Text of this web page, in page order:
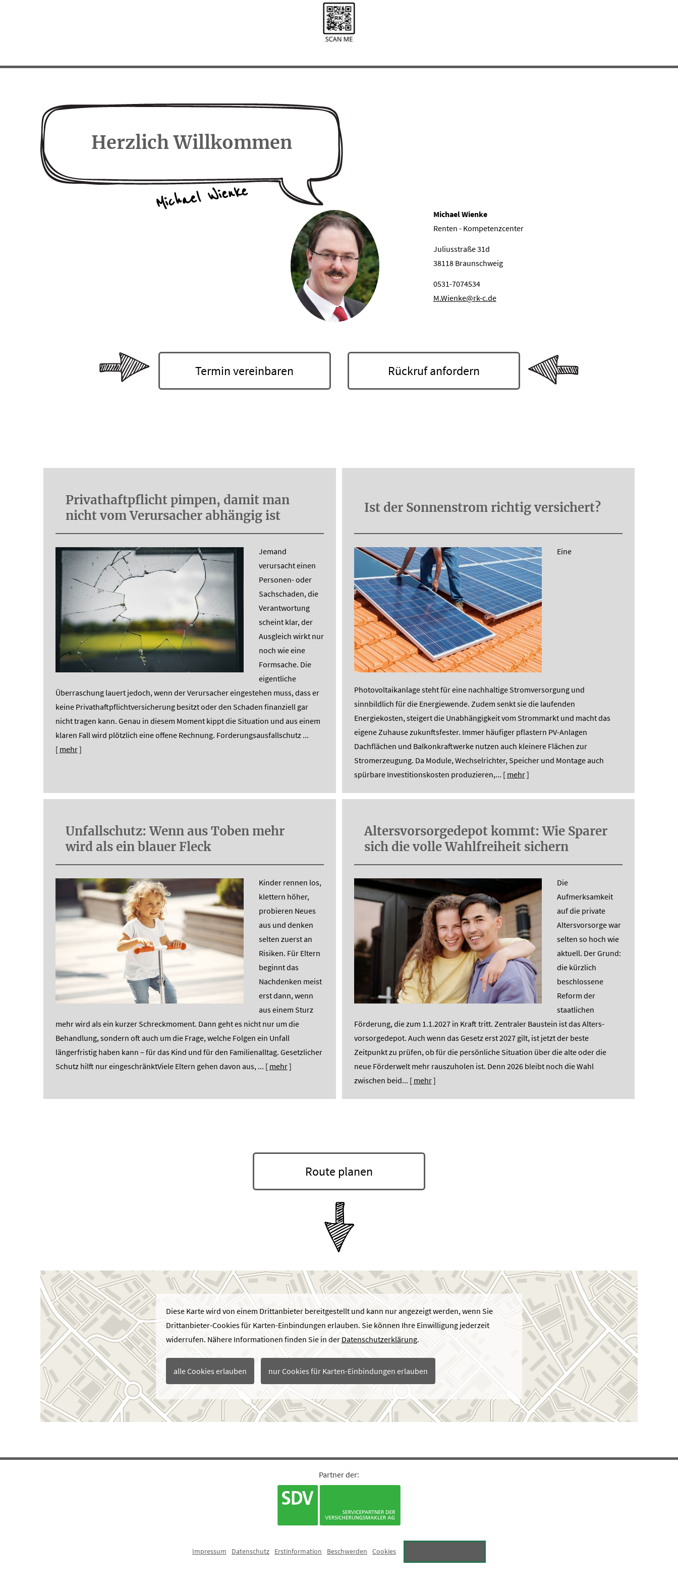
Herzlich Willkommen
Michael Wienke
Michael Wienke
Renten - Kompetenzcenter
Juliusstraße 31d
38118 Braunschweig
0531-7074534
M.Wienke@rk-c.de
Termin ver­ein­baren Rück­ruf an­for­dern
Privathaftpflicht pimpen, damit man
nicht vom Verursacher abhängig ist
Jemand
verursacht einen
Per­sonen- oder
Sachschaden, die
Verantwortung
scheint klar, der
Ausgleich wirkt nur
noch wie eine
Formsache. Die
eigentliche
Überraschung lauert jedoch, wenn der Verursacher eingestehen muss, dass er
keine Privathaftpflichtversicherung besitzt oder den Schaden finanziell gar
nicht tragen kann. Genau in diesem Moment kippt die Situation und aus einem
klaren Fall wird plötzlich eine offene Rechnung. Forderungsausfallschutz ...
[ mehr]
Ist der Sonnenstrom richtig versichert?
Eine
Photovoltaikanlage steht für eine nachhaltige Stromversorgung und
sinnbildlich für die Energiewende. Zudem senkt sie die laufenden
Energiekosten, steigert die Unabhängigkeit vom Strommarkt und macht das
eigene Zuhause zukunftsfester. Immer häufiger pflastern PV-Anlagen
Dachflächen und Balkonkraftwerke nutzen auch kleinere Flächen zur
Stromerzeugung. Da Module, Wechselrichter, Speicher und Montage auch
spürbare Investitionskosten produzieren,... [ mehr]
Unfallschutz: Wenn aus Toben mehr
wird als ein blauer Fleck
Kinder rennen los,
klettern höher,
probieren Neues
aus und denken
selten zuerst an
Risiken. Für Eltern
beginnt das
Nachdenken meist
erst dann, wenn
aus einem Sturz
mehr wird als ein kurzer Schreckmoment. Dann geht es nicht nur um die
Behandlung, sondern oft auch um die Frage, welche Folgen ein Unfall
längerfristig haben kann – für das Kind und für den Familienalltag. Gesetzlicher
Schutz hilft nur eingeschränktViele Eltern gehen davon aus, ... [ mehr]
Alters­vorsorge­depot kommt: Wie Sparer
sich die volle Wahlfreiheit sichern
Die
Aufmerksamkeit
auf die private
Alters­vorsorge war
selten so hoch wie
aktuell. Der Grund:
die kürzlich
beschlossene
Reform der
staatlichen
Förderung, die zum 1.1.2027 in Kraft tritt. Zentraler Baustein ist das Alters­
vorsorgedepot. Auch wenn das Gesetz erst 2027 gilt, ist jetzt der beste
Zeitpunkt zu prüfen, ob für die persönliche Situation über die alte oder die
neue Förderwelt mehr rauszuholen ist. Denn 2026 bleibt noch die Wahl
zwischen beid... [ mehr]
Route planen
Diese Karte wird von einem Drittanbieter bereitgestellt und kann nur angezeigt werden, wenn Sie
Drittanbieter-Cookies für Karten-Einbindungen erlauben. Sie können Ihre Einwilligung jederzeit
widerrufen. Nähere Informationen finden Sie in der Datenschutzerklärung.
alle Cookies erlauben nur Cookies für Karten-Einbindungen erlauben
Impressum Datenschutz Erstinformation Beschwerden Cookies